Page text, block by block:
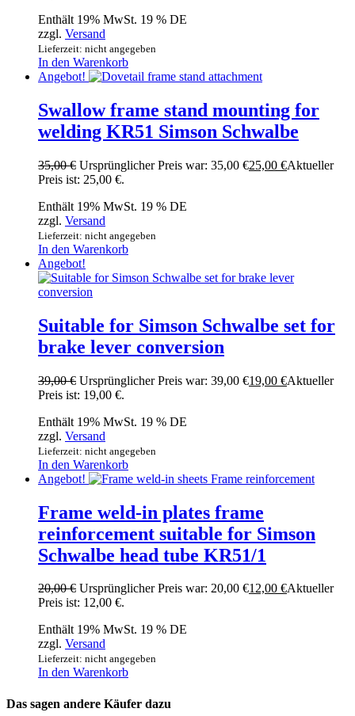
Enthält 19% MwSt. 19 % DE
zzgl. Versand
Lieferzeit: nicht angegeben
In den Warenkorb
Angebot!
Swallow frame stand mounting for
welding KR51 Simson Schwalbe
35,00€ Ursprünglicher Preis war: 35,00 €25,00 €Aktueller
Preis ist: 25,00 €.
Enthält 19% MwSt. 19 % DE
zzgl. Versand
Lieferzeit: nicht angegeben
In den Warenkorb
Angebot!
Suitable for Simson Schwalbe set for
brake lever conversion
39,00€ Ursprünglicher Preis war: 39,00 €19,00 €Aktueller
Preis ist: 19,00 €.
Enthält 19% MwSt. 19 % DE
zzgl. Versand
Lieferzeit: nicht angegeben
In den Warenkorb
Angebot!
Frame weld-in plates frame
reinforcement suitable for Simson
Schwalbe head tube KR51/1
20,00€ Ursprünglicher Preis war: 20,00 €12,00 €Aktueller
Preis ist: 12,00 €.
Enthält 19% MwSt. 19 % DE
zzgl. Versand
Lieferzeit: nicht angegeben
In den Warenkorb
Das sagen andere Käufer dazu